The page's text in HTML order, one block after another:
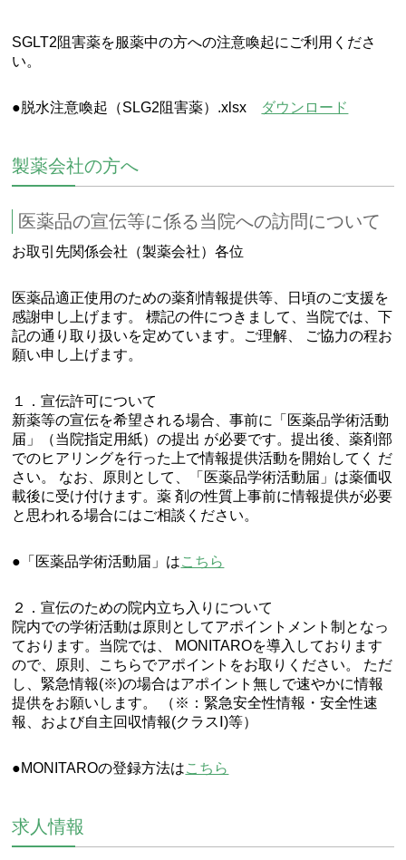
SGLT2阻害薬を服薬中の方への注意喚起にご利用くださ
い。
●脱水注意喚起（SLG2阻害薬）.xlsx ダウンロード
製薬会社の方へ
医薬品の宣伝等に係る当院への訪問について
お取引先関係会社（製薬会社）各位
医薬品適正使用のための薬剤情報提供等、日頃のご支援を
感謝申し上げます。 標記の件につきまして、当院では、下
記の通り取り扱いを定めています。ご理解、 ご協力の程お
願い申し上げます。
１．宣伝許可について
新薬等の宣伝を希望される場合、事前に「医薬品学術活動
届」（当院指定用紙）の提出 が必要です。提出後、薬剤部
でのヒアリングを行った上で情報提供活動を開始してく だ
さい。 なお、原則として、「医薬品学術活動届」は薬価収
載後に受け付けます。薬 剤の性質上事前に情報提供が必要
と思われる場合にはご相談ください。
●「医薬品学術活動届」はこちら
２．宣伝のための院内立ち入りについて
院内での学術活動は原則としてアポイントメント制となっ
ております。当院では、 MONITAROを導入しております
ので、原則、こちらでアポイントをお取りください。 ただ
し、緊急情報(※)の場合はアポイント無しで速やかに情報
提供をお願いします。 （※：緊急安全性情報・安全性速
報、および自主回収情報(クラスⅠ)等）
●MONITAROの登録方法はこちら
求人情報